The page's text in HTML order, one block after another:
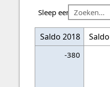
Sleep een
Financiering
Saldo 2018
-380